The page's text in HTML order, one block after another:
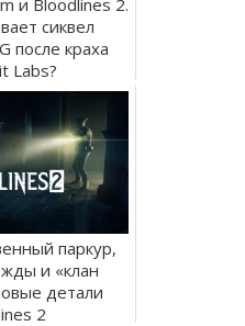
сиквел
после краха
Labs?
паркур,
и «клан
детали
2